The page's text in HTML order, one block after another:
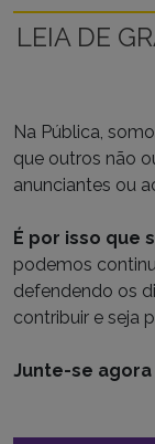
LEIA DE
Na Pública,
que outros não
anunciantes ou
É por isso que
podemos
defendendo os
contribuir e seja
Junte-se agora